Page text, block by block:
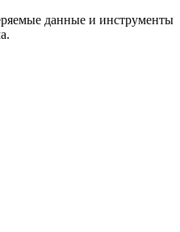
данные и инструменты